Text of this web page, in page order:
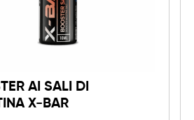
AI SALI DI
X-BAR
Booster
ai
Nicotina
X-